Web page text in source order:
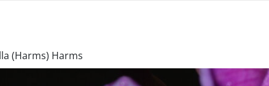
(Harms) Harms